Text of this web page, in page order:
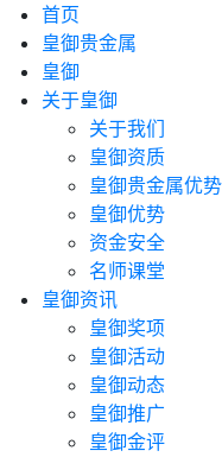
首页
皇御贵金属
皇御
关于皇御
关于我们
皇御资质
皇御贵金属优势
皇御优势
资金安全
名师课堂
皇御资讯
皇御奖项
皇御活动
皇御动态
皇御推广
皇御金评